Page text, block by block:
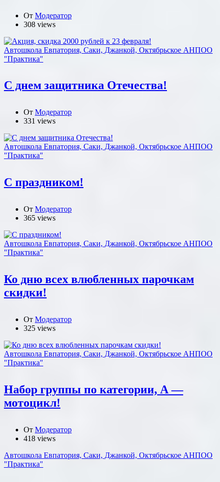
От Модератор
308 views
Автошкола Евпатория, Саки, Джанкой, Октябрьское АНПОО
"Практика"
С днем защитника Отечества!
От Модератор
331 views
Автошкола Евпатория, Саки, Джанкой, Октябрьское АНПОО
"Практика"
С праздником!
От Модератор
365 views
Автошкола Евпатория, Саки, Джанкой, Октябрьское АНПОО
"Практика"
Ко дню всех влюбленных парочкам
скидки!
От Модератор
325 views
Автошкола Евпатория, Саки, Джанкой, Октябрьское АНПОО
"Практика"
Набор группы по категории, А —
мотоцикл!
От Модератор
418 views
Автошкола Евпатория, Саки, Джанкой, Октябрьское АНПОО
"Практика"